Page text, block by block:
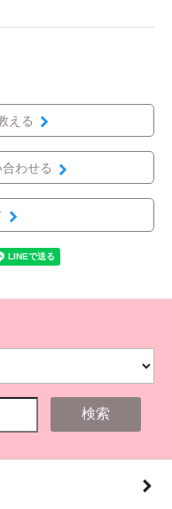
える
わせる
検索